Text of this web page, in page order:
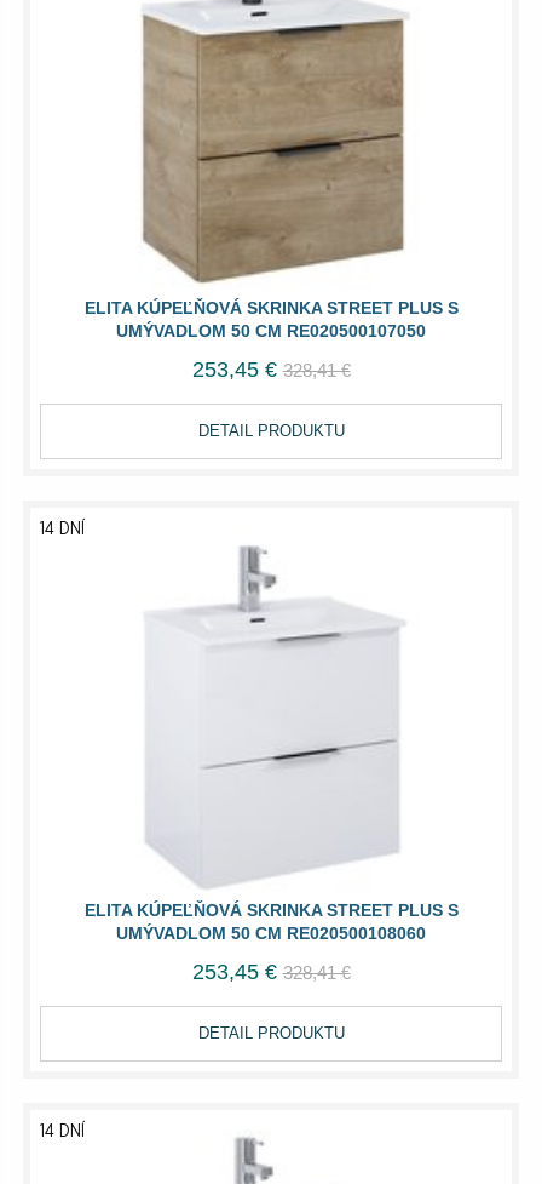
ELITA KÚPEĽŇOVÁ SKRINKA STREET PLUS S
UMÝVADLOM 50 CM RE020500107050
253,45 € 328,41 €
DETAIL PRODUKTU
ELITA KÚPEĽŇOVÁ SKRINKA STREET PLUS S
UMÝVADLOM 50 CM RE020500108060
14 DNÍ
253,45 € 328,41 €
DETAIL PRODUKTU
14 DNÍ